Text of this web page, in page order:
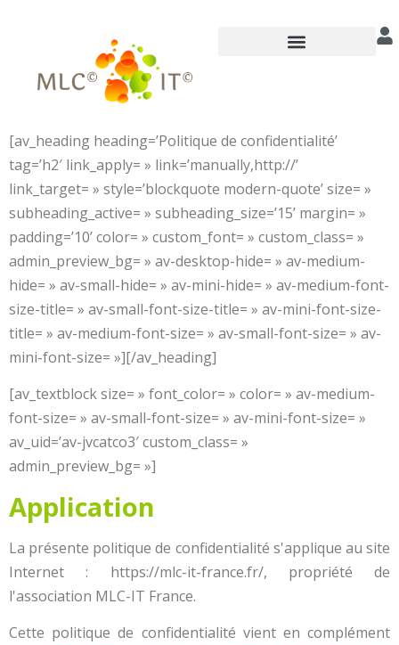
[av_heading heading=’Politique de confidentialité’
tag=’h2′ link_apply= » link=’manually,http://’
link_target= » style=’blockquote modern-quote’ size= »
subheading_active= » subheading_size=’15’ margin= »
padding=’10’ color= » custom_font= » custom_class= »
admin_preview_bg= » av-desktop-hide= » av-medium-
hide= » av-small-hide= » av-mini-hide= » av-medium-font-
size-title= » av-small-font-size-title= » av-mini-font-size-
title= » av-medium-font-size= » av-small-font-size= » av-
mini-font-size= »][/av_heading]
[av_textblock size= » font_color= » color= » av-medium-
font-size= » av-small-font-size= » av-mini-font-size= »
av_uid=’av-jvcatco3′ custom_class= »
admin_preview_bg= »]
Application
La présente politique de confidentialité s'applique au site
Internet : https://mlc-it-france.fr/, propriété de
l'association MLC-IT France.
Cette politique de confidentialité vient en complément